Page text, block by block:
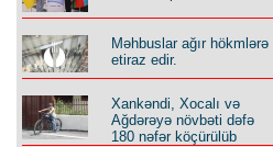
Məhbuslar ağır hökmlərə
etiraz edir.
Xankəndi, Xocalı və
Ağdərəyə növbəti dəfə
180 nəfər köçürülüb